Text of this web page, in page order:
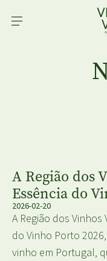
A Região dos
Essência do
2026-02-20
A Região dos
do Vinho Porto
vinho em Portugal,